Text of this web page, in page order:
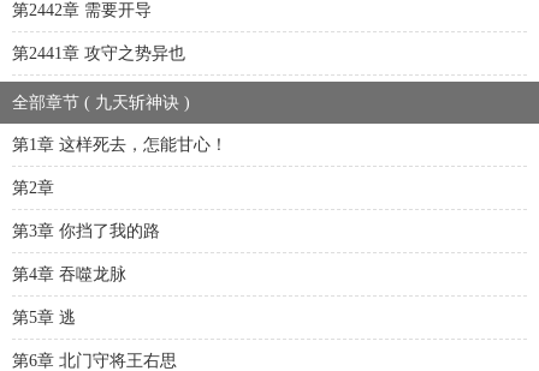
第2442章 需要开导
第2441章 攻守之势异也
全部章节 ( 九天斩神诀 )
第1章 这样死去，怎能甘心！
第2章
第3章 你挡了我的路
第4章 吞噬龙脉
第5章 逃
第6章 北门守将王右思